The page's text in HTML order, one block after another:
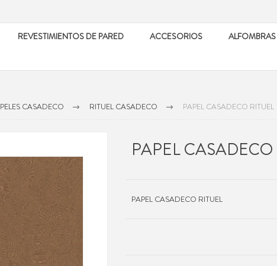
REVESTIMIENTOS DE PARED ACCESORIOS
ALFOMBRAS
CASADECO RITUEL CASADECO PAPEL CASADECO RITUEL
PAPEL
PAPEL CASADECO RITUEL